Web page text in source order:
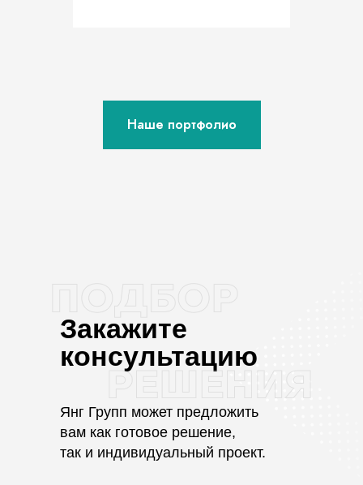
Наше портфолио
Янг Групп может предложить
вам как готовое решение,
так и индивидуальный проект.
Закажите
консультацию
© 2016-2026, Янг Групп
ОГРН: 5167746468148
клиентов, контрагентов и пользователей сайтов